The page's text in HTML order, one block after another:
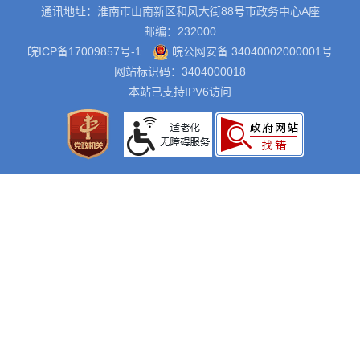
通讯地址：淮南市山南新区和风大街88号市政务中心A座
邮编：232000
皖ICP备17009857号-1
皖公网安备 34040002000001号
网站标识码：3404000018
本站已支持IPV6访问